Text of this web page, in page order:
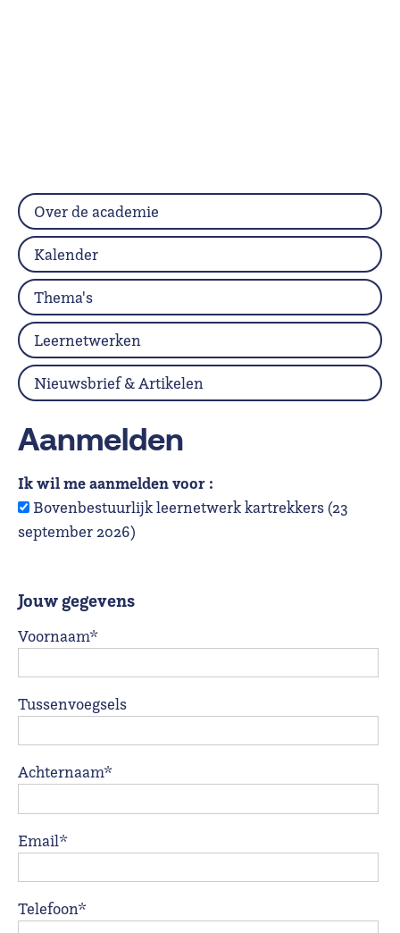
Aanmelden
Ik wil me aanmelden voor :
Bovenbestuurlijk leernetwerk kartrekkers (23
september 2026)
Jouw gegevens
Voornaam*
Tussenvoegsels
Achternaam*
Email*
Telefoon*
Over de academie
Kalender
Thema's
Leernetwerken
Nieuwsbrief & Artikelen